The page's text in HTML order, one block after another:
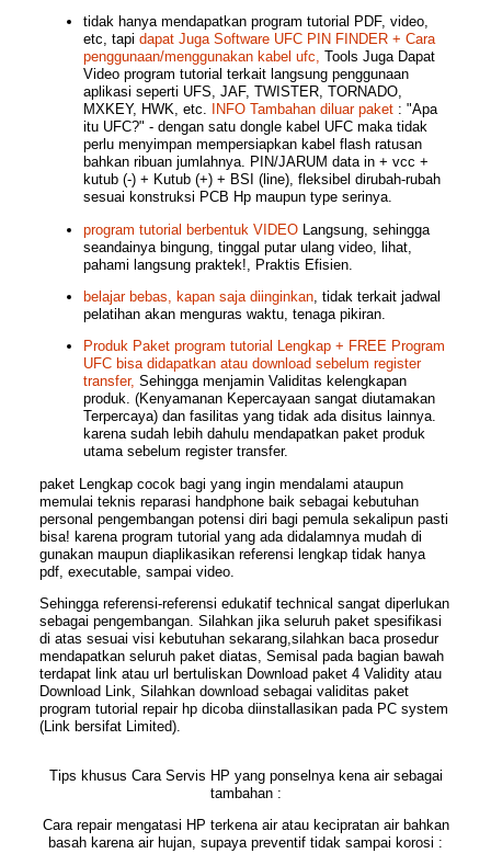
tidak hanya mendapatkan program tutorial PDF, video,
etc, tapi dapat Juga Software UFC PIN FINDER + Cara
penggunaan/menggunakan kabel ufc, Tools Juga Dapat
Video program tutorial terkait langsung penggunaan
aplikasi seperti UFS, JAF, TWISTER, TORNADO,
MXKEY, HWK, etc.
INFO Tambahan diluar paket : "Apa
itu UFC?" - dengan satu dongle kabel UFC maka tidak
perlu menyimpan mempersiapkan kabel flash ratusan
bahkan ribuan jumlahnya. PIN/JARUM data in + vcc +
kutub (-) + Kutub (+) + BSI (line), fleksibel dirubah-rubah
sesuai konstruksi PCB Hp maupun type serinya.
program tutorial berbentuk VIDEO Langsung, sehingga
seandainya bingung, tinggal putar ulang video, lihat,
pahami langsung praktek!, Praktis Efisien.
belajar bebas, kapan saja diinginkan, tidak terkait jadwal
pelatihan akan menguras waktu, tenaga pikiran.
Produk Paket program tutorial Lengkap + FREE Program
UFC bisa didapatkan atau download sebelum register
transfer, Sehingga menjamin Validitas kelengkapan
produk. (Kenyamanan Kepercayaan sangat diutamakan
Terpercaya) dan fasilitas yang tidak ada disitus lainnya.
karena sudah lebih dahulu mendapatkan paket produk
utama sebelum register transfer.
paket Lengkap cocok bagi yang ingin mendalami ataupun
memulai teknis reparasi handphone baik sebagai kebutuhan
personal pengembangan potensi diri bagi pemula sekalipun pasti
bisa! karena program tutorial yang ada didalamnya mudah di
gunakan maupun diaplikasikan referensi lengkap tidak hanya
pdf, executable, sampai video.
Sehingga referensi-referensi edukatif technical sangat diperlukan
sebagai pengembangan. Silahkan jika seluruh paket spesifikasi
di atas sesuai visi kebutuhan sekarang,silahkan baca prosedur
mendapatkan seluruh paket diatas, Semisal pada bagian bawah
terdapat link atau url bertuliskan Download paket 4 Validity atau
Download Link, Silahkan download sebagai validitas paket
program tutorial repair hp dicoba diinstallasikan pada PC system
(Link bersifat Limited).
Tips khusus Cara Servis HP yang ponselnya kena air sebagai
tambahan :
Cara repair mengatasi HP terkena airatau kecipratan air bahkan
basah karena air hujan, supaya preventif tidak sampai korosi :